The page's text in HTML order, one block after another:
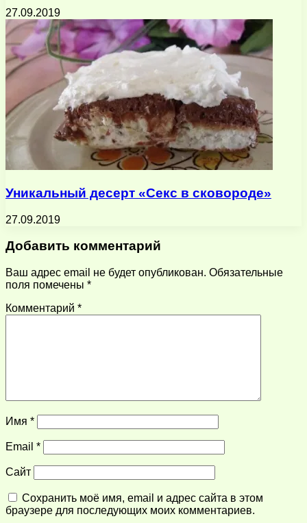
27.09.2019
Уникальный десерт «Секс в сковороде»
27.09.2019
Добавить комментарий
Ваш адрес email не будет опубликован. Обязательные
поля помечены *
Комментарий *
Имя *
Email *
Сайт
Сохранить моё имя, email и адрес сайта в этом
браузере для последующих моих комментариев.